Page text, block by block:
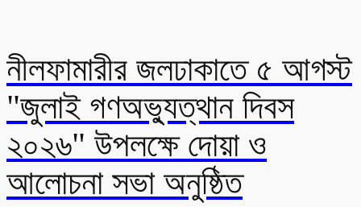
নীলফামারীর জলঢাকাতে ৫ আগস্ট
"জুলাই গণঅভ্যুত্থান দিবস
২০২৬" উপলক্ষে দোয়া ও
আলোচনা সভা অনুষ্ঠিত